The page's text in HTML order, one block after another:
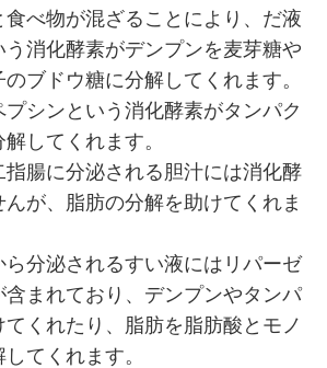
食べ物が混ざることにより、だ液
消化酵素がデンプンを麦芽糖や
ブドウ糖に分解してくれます。
シンという消化酵素がタンパク
してくれます。
指腸に分泌される胆汁には消化酵
が、脂肪の分解を助けてくれま
ら分泌されるすい液にはリパーゼ
含まれており、デンプンやタンパ
くれたり、脂肪を脂肪酸とモノ
てくれます。